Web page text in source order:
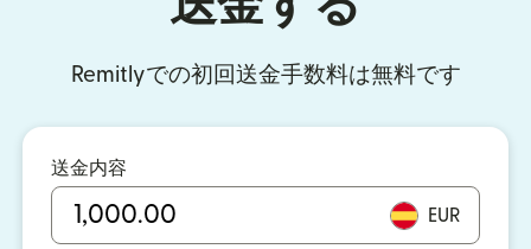
Remitlyでの初回送金手数料は無料です
送金内容
EUR